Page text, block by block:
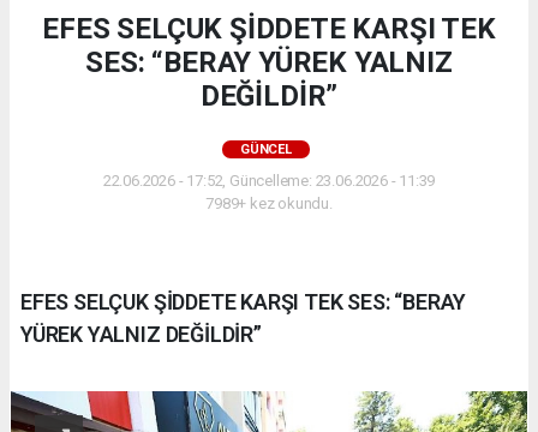
EFES SELÇUK ŞİDDETE KARŞI TEK
SES: “BERAY YÜREK YALNIZ
DEĞİLDİR”
GÜNCEL
22.06.2026 - 17:52, Güncelleme: 23.06.2026 - 11:39
7989+ kez okundu.
EFES SELÇUK ŞİDDETE KARŞI TEK SES: “BERAY
YÜREK YALNIZ DEĞİLDİR”